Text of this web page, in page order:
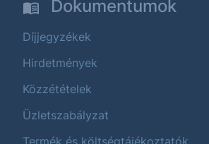
Dokumentumok
Díjjegyzékek
Hirdetmények
Közzétételek
Üzletszabályzat
Termék és költségtájékoztatók